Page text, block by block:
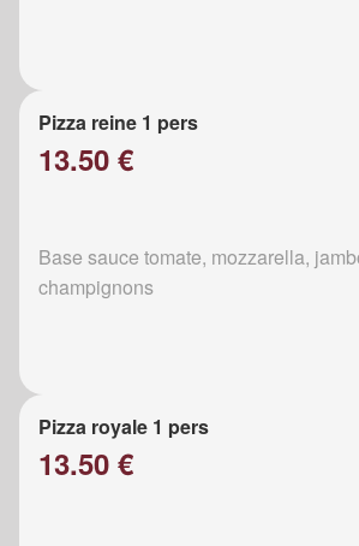
Pizza reine 1 pers
13.50 €
Base sauce tomate, mozzarella,
champignons
Pizza royale 1 pers
13.50 €